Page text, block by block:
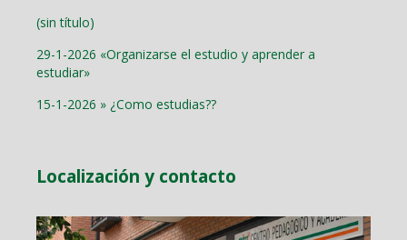
(sin título)
29-1-2026 «Organizarse el estudio y aprender a
estudiar»
15-1-2026 » ¿Como estudias??
Localización y contacto